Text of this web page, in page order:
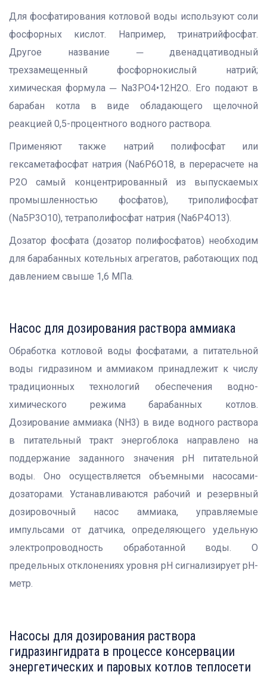
Для фосфатирования котловой воды используют соли
фосфорных кислот. Например, тринатрийфосфат.
Другое название ─ двенадцативодный
трехзамещенный фосфорнокислый натрий;
химическая формула ─ Nа3PO4•12H2O.. Его подают в
барабан котла в виде обладающего щелочной
реакцией 0,5-процентного водного раствора.
Применяют также натрий полифосфат или
гексаметафосфат натрия (Na6P6O18, в перерасчете на
Р2О самый концентрированный из выпускаемых
промышленностью фосфатов), триполифосфат
(Nа5Р3О10), тетраполифосфат натрия (Na6P4O13).
Дозатор фосфата (дозатор полифосфатов) необходим
для барабанных котельных агрегатов, работающих под
давлением свыше 1,6 МПа.
Насос для дозирования раствора аммиака
Обработка котловой воды фосфатами, а питательной
воды гидразином и аммиаком принадлежит к числу
традиционных технологий обеспечения водно-
химического режима барабанных котлов.
Дозирование аммиака (NH3) в виде водного раствора
в питательный тракт энергоблока направлено на
поддержание заданного значения рН питательной
воды. Оно осуществляется объемными насосами-
дозаторами. Устанавливаются рабочий и резервный
дозировочный насос аммиака, управляемые
импульсами от датчика, определяющего удельную
электропроводность обработанной воды. О
предельных отклонениях уровня рН сигнализирует рН-
метр.
Насосы для дозирования раствора
гидразингидрата в процессе консервации
энергетических и паровых котлов теплосети